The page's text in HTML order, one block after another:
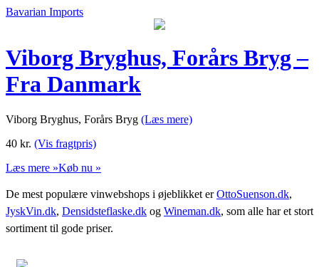
Bavarian Imports
Viborg Bryghus, Forårs Bryg –
Fra Danmark
Viborg Bryghus, Forårs Bryg (Læs mere)
40 kr. (Vis fragtpris)
Læs mere »Køb nu »
De mest populære vinwebshops i øjeblikket erOttoSuenson.dk,
JyskVin.dk, Densidsteflaske.dk og Wineman.dk, som alle har et stort
sortiment til gode priser.